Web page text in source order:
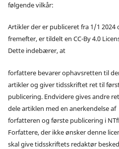
følgende vilkår:
Artikler der er publiceret fra 1/1 2024
fremefter, er tildelt en CC-By 4.0
Dette indebærer, at
forfattere bevarer ophavsretten til
artikler og giver tidsskriftet ret til
publicering. Endvidere gives andre
dele artiklen med en anerkendelse af
forfatteren og første publicering i
Forfattere, der ikke ønsker denne
skal give tidsskriftets redaktør besked